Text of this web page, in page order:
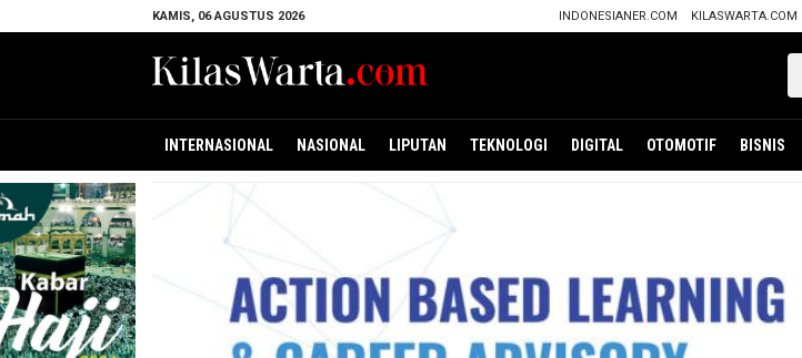
KAMIS, 06 AGUSTUS 2026 INDONESIANER.COM KILASWARTA.COM
INTERNASIONAL NASIONAL LIPUTAN TEKNOLOGI DIGITAL OTOMOTIF BISNIS